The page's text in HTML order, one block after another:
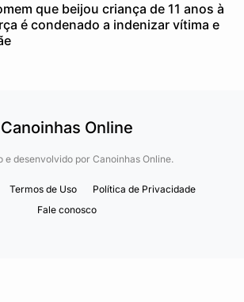
que beijou criança de 11 anos à
é condenado a indenizar vítima e
Canoinhas Online
e desenvolvido por Canoinhas Online.
Termos de Uso
Política de Privacidade
Fale conosco